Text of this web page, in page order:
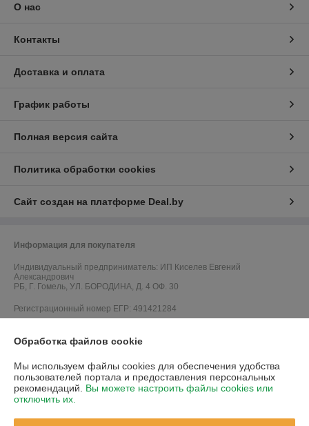
О нас
Контакты
Доставка и оплата
График работы
Полная версия сайта
Политика обработки cookies
Сайт создан на платформе Deal.by
Информация для покупателя
Индивидуальный предприниматель: ИП Киселев Евгений
Александрович
РБ, Г. Гомель, УЛ. БОРОДИНА, Д. 4 ОФ. 30
Регистрационный номер ЕГР: 491421284
Гомеля
Дата регистрации компании: 15.08.2019
Обработка файлов cookie
Мы используем файлы cookies для обеспечения удобства
пользователей портала и предоставления персональных
рекомендаций. Вы можете настроить файлы cookies или
отключить их.